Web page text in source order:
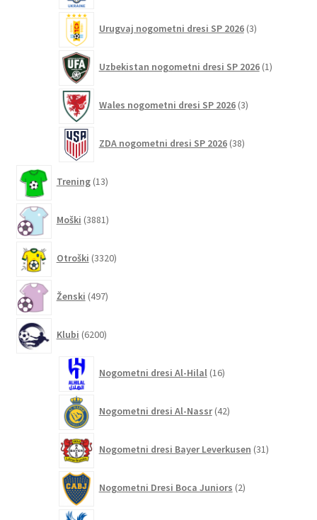
Urugvaj nogometni dresi SP 2026 3izdelki
Uzbekistan nogometni dresi SP 2026 1izdelek
Wales nogometni dresi SP 2026 3izdelki
ZDA nogometni dresi SP 2026 38izdelkov
Trening 13izdelkov
Moški 3881izdelkov
Otroški 3320izdelkov
Ženski 497izdelkov
Klubi 6200izdelkov
Nogometni dresi Al-Hilal 16izdelkov
Nogometni dresi Al-Nassr 42izdelkov
Nogometni dresi Bayer Leverkusen 31izdelkov
Nogometni Dresi Boca Juniors 2izdelka